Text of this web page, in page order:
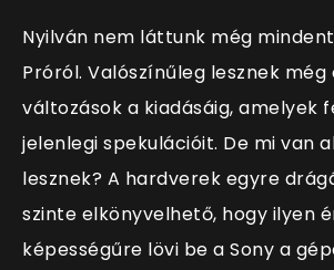
Nyilván nem láttunk még
Próról. Valószínűleg lesznek
változások a kiadásáig, amelyek
jelenlegi spekulációit. De mi van
lesznek? A hardverek egyre
szinte elkönyvelhető, hogy ilyen
képességűre lövi be a Sony a